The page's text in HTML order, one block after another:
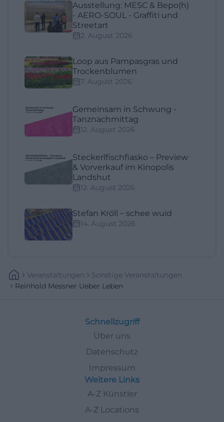
Ausstellung: MESC & Bepo(h)
- AERO-SOUL - Graffiti und
Streetart
2. August 2026
Loop aus Pampasgras und
Trockenblumen
7. August 2026
Gemeinsam in Schwung -
Tanznachmittag
12. August 2026
Steckerlfischfiasko – Preview
& Vorverkauf im Kinopolis
Landshut
12. August 2026
Stefan Kröll – schee wuid
14. August 2026
Veranstaltungen
Sonstige Veranstaltungen
Reinhold Messner Ueber Leben
Schnellzugriff
Über uns
Datenschutz
Impressum
Weitere Links
A-Z Künstler
A-Z Locations